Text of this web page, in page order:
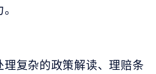
理复杂的政策解读、理赔条